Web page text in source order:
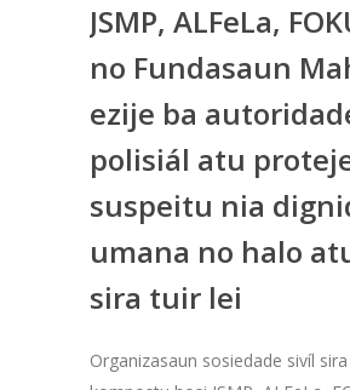
JSMP, ALFeLa,
no Fundasaun
ezije ba
polisiál atu
suspeitu nia
umana no halo
sira tuir lei
Organizasaun sosiedade sivíl sira